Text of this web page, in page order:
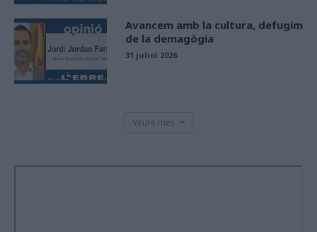
Avancem amb la cultura, defugim
de la demagògia
31 juliol 2026
Veure més